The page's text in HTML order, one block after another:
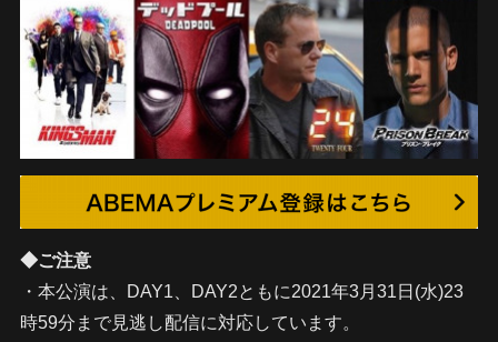
◆ご注意
・本公演は、DAY1、DAY2ともに2021年3月31日(水)23
時59分まで見逃し配信に対応しています。